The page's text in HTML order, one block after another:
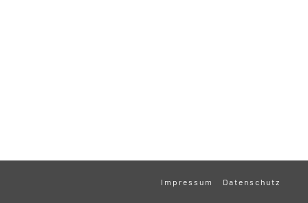
Impressum Datenschutz